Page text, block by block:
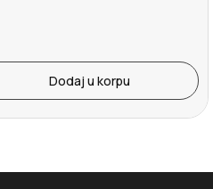
Dodaj u korpu